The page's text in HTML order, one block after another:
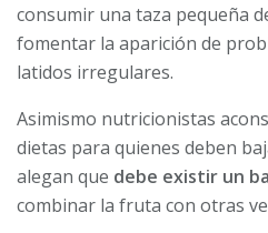
consumir una taza pequeña
fomentar la aparición de
latidos irregulares.
Asimismo nutricionistas
dietas para quienes deben
alegan que debe existir un
combinar la fruta con otras